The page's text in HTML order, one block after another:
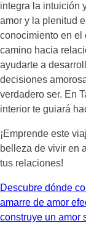
integra la intuición
amor y la plenitud
conocimiento en el
camino hacia
ayudarte a
decisiones
verdadero ser. En
interior te guiará
¡Emprende este
belleza de vivir en
tus relaciones!
Navegación
de
Descubre dónde
amarre de amor
construye un amor